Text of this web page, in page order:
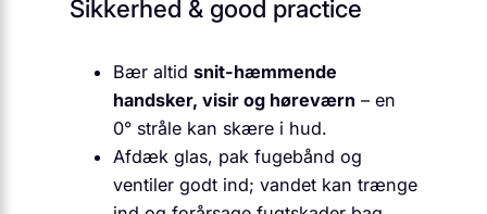
Sikkerhed & good practice
Bær altid snit-hæmmende
handsker, visir og høreværn – en
0° stråle kan skære i hud.
Afdæk glas, pak fugebånd og
ventiler godt ind; vandet kan trænge